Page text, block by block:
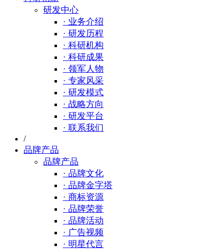
研发中心
· 业务介绍
· 研发历程
· 科研机构
· 科研成果
· 领军人物
· 专家风采
· 研发模式
· 战略方向
· 研发平台
· 联系我们
/
品牌产品
品牌产品
· 品牌文化
· 品牌金字塔
· 商标资源
· 品牌荣誉
· 品牌活动
· 广告视频
· 明星代言